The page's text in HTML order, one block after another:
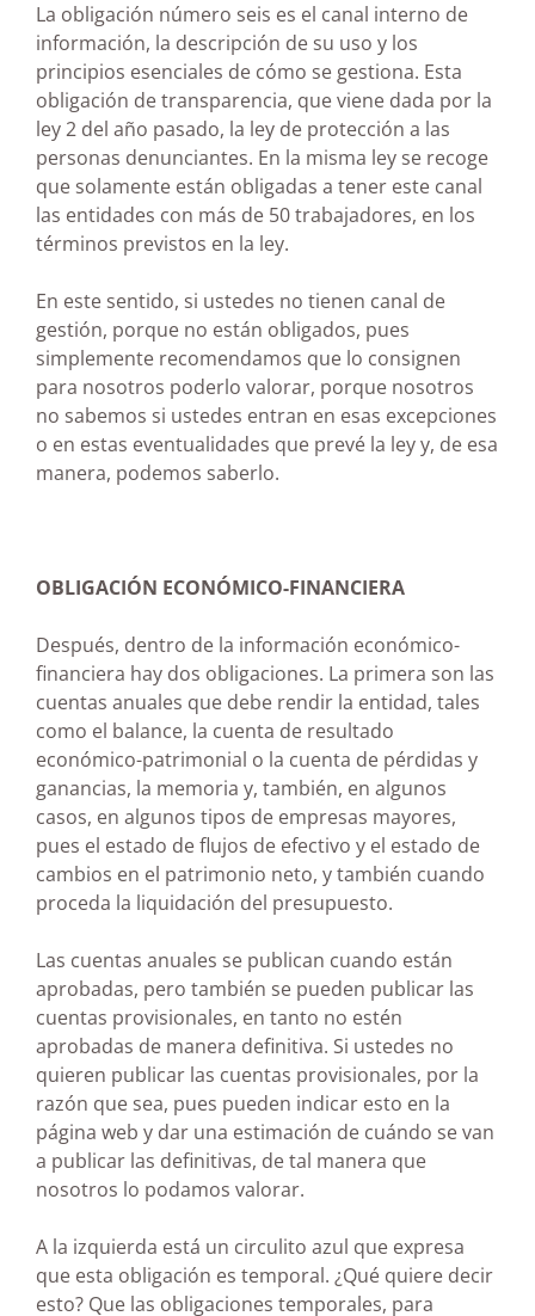
La obligación número seis es el canal interno de
información, la descripción de su uso y los
principios esenciales de cómo se gestiona. Esta
obligación de transparencia, que viene dada por la
ley 2 del año pasado, la ley de protección a las
personas denunciantes. En la misma ley se recoge
que solamente están obligadas a tener este canal
las entidades con más de 50 trabajadores, en los
términos previstos en la ley.
En este sentido, si ustedes no tienen canal de
gestión, porque no están obligados, pues
simplemente recomendamos que lo consignen
para nosotros poderlo valorar, porque nosotros
no sabemos si ustedes entran en esas excepciones
o en estas eventualidades que prevé la ley y, de esa
manera, podemos saberlo.
OBLIGACIÓN ECONÓMICO-FINANCIERA
Después, dentro de la información económico-
financiera hay dos obligaciones. La primera son las
cuentas anuales que debe rendir la entidad, tales
como el balance, la cuenta de resultado
económico-patrimonial o la cuenta de pérdidas y
ganancias, la memoria y, también, en algunos
casos, en algunos tipos de empresas mayores,
pues el estado de flujos de efectivo y el estado de
cambios en el patrimonio neto, y también cuando
proceda la liquidación del presupuesto.
Las cuentas anuales se publican cuando están
aprobadas, pero también se pueden publicar las
cuentas provisionales, en tanto no estén
aprobadas de manera definitiva. Si ustedes no
quieren publicar las cuentas provisionales, por la
razón que sea, pues pueden indicar esto en la
página web y dar una estimación de cuándo se van
a publicar las definitivas, de tal manera que
nosotros lo podamos valorar.
A la izquierda está un circulito azul que expresa
que esta obligación es temporal. ¿Qué quiere decir
esto? Que las obligaciones temporales, para